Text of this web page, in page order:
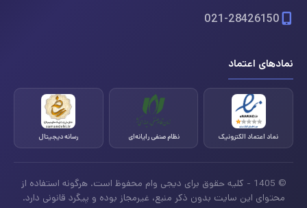
021-28426150
نمادهای اعتماد
نماد اعتماد الکترونیک نظام صنفی رایانه‌ای رسانه دیجیتال
© 1405 - کلیه حقوق برای دیجی وام محفوظ است. هرگونه استفاده از
محتوای این سایت بدون ذکر منبع، غیرمجاز بوده و پیگرد قانونی دارد.